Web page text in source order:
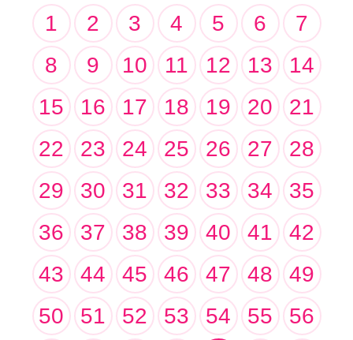
1 2 3 4 5 6
7
8
9 10 11 12 13
14
15
16 17 18 19 20
21
22
23 24 25 26 27
28
29
30 31 32 33 34
35
36
37 38 39 40 41
42
43
44 45 46 47 48
49
50
51 52 53 54 55 56